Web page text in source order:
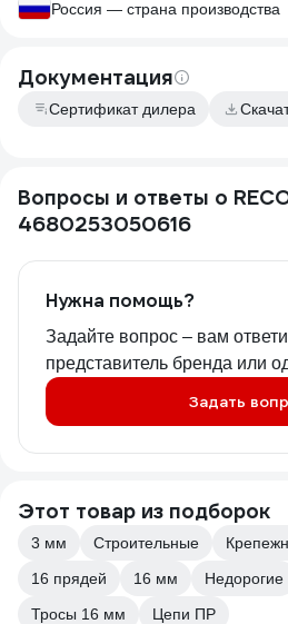
Россия — страна производства
Документация
Сертификат дилера
Вопросы и ответы о
4680253050616
Нужна помощь?
Задайте вопрос – вам
представитель бренда или
Задать
Этот товар из подборок
3 мм Строительные
16 прядей
16 мм Недорогие
Тросы 16 мм
Цепи ПР